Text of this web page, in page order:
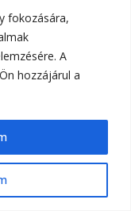
fokozására,
A
hozzájárul a
Blossom